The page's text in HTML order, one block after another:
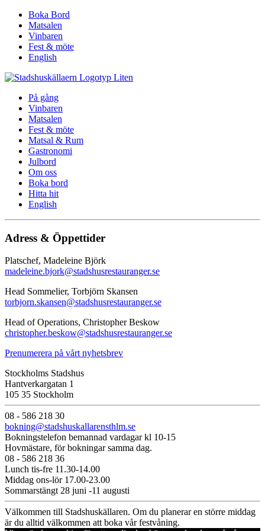
Boka Bord
Matsalen
Vinbaren
Fest & möte
English
På gång
Vinbaren
Matsalen
Fest & möte
Matsal & Rum
Gastronomi
Julbord
Om oss
Boka bord
Hitta hit
English
Adress & Öppettider
Platschef, Madeleine Björk
madeleine.bjork@stadshusrestauranger.se
Head Sommelier, Torbjörn Skansen
torbjorn.skansen@stadshusrestauranger.se
Head of Operations, Christopher Beskow
christopher.beskow@stadshusrestauranger.se
Prenumerera på vårt nyhetsbrev
Stockholms Stadshus
Hantverkargatan 1
105 35 Stockholm
08 - 586 218 30
bokning@stadshuskallarensthlm.se
Bokningstelefon bemannad vardagar kl 10-15
Hovmästare, för bokningar samma dag.
08 - 586 218 36
Lunch tis-fre 11.30-14.00
Middag ons-lör 17.00-23.00
Sommarstängt 28 juni -11 augusti
Välkommen till Stadshuskällaren. Om du planerar en större middag
är du alltid välkommen att boka vår festvåning.